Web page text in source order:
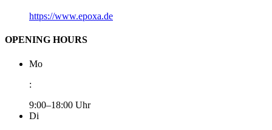
https://www.epoxa.de
OPENING HOURS
Mo
:
9:00–18:00 Uhr
Di